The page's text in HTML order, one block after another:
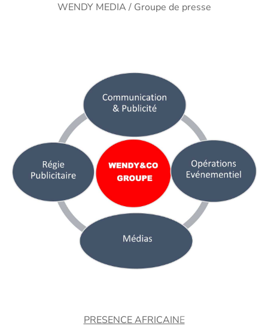
WENDY MEDIA / Groupe de presse
PRESENCE AFRICAINE